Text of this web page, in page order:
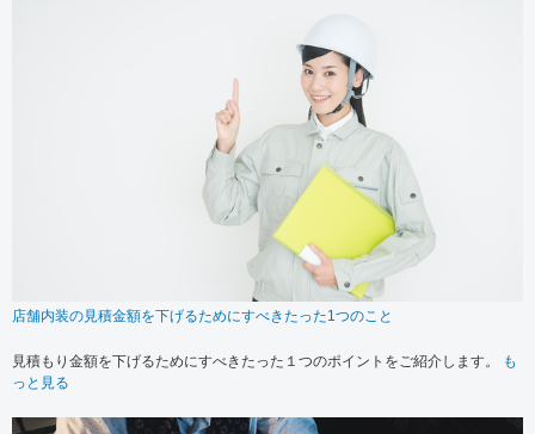
店舗内装の見積金額を下げるためにすべきたった1つのこと
見積もり金額を下げるためにすべきたった１つのポイントをご紹介します。
も
っと見る